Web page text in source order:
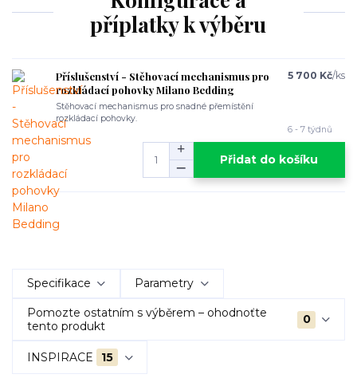
příplatky k výběru
Příslušenství - Stěhovací mechanismus pro
rozkládací pohovky Milano Bedding
Stěhovací mechanismus pro snadné přemístění
rozkládací pohovky.
5 700 Kč/ks
6 - 7 týdnů
Přidat do košíku
Specifikace Parametry
Pomozte ostatním s výběrem – ohodnoťte
tento produkt
0
INSPIRACE 15